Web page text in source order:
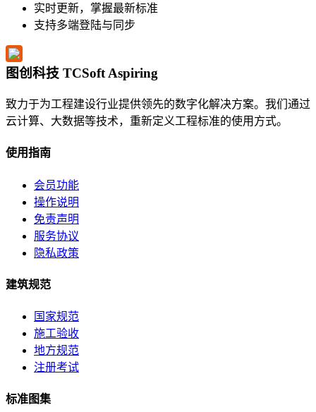
实时更新，掌握最新标准
支持多端登陆与同步
图创科技 TCSoft Aspiring
致力于为工程建设行业提供领先的数字化解决方案。我们通过
云计算、大数据等技术，重新定义工程标准的使用方式。
使用指南
会员功能
操作说明
免责声明
服务协议
隐私政策
建筑规范
国家规范
施工验收
地方规范
注册考试
标准图集